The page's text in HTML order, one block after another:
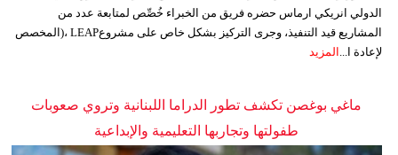
الدولي انريكي ارماس حضره فريق من الخبراء خُصِّص لمتابعة عدد من
المشاريع قيد التنفيذ، وجرى التركيز بشكل خاص على مشروعLEAP ،(المخصص
لإعادة ا...
المزيد
ماغي بوغصن تكشف تطور الدراما اللبنانية وتروي صعوبات
طفولتها وتجاربها التعليمية والإبداعية